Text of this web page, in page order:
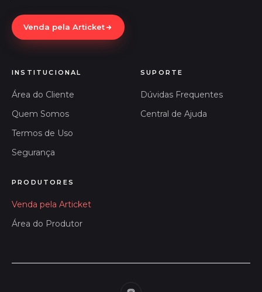
Venda pela Articket
INSTITUCIONAL
Área do Cliente
Quem Somos
Termos de Uso
Segurança
SUPORTE
Dúvidas Frequentes
Central de Ajuda
PRODUTORES
Venda pela Articket
Área do Produtor